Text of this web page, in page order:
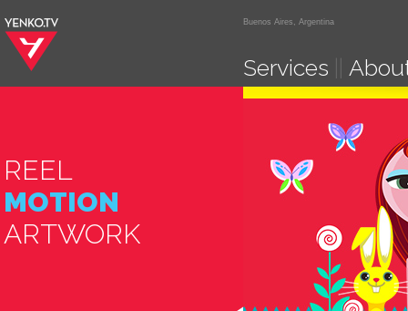
REEL
MOTION
ARTWORK
Buenos Aires, Argentina
Services